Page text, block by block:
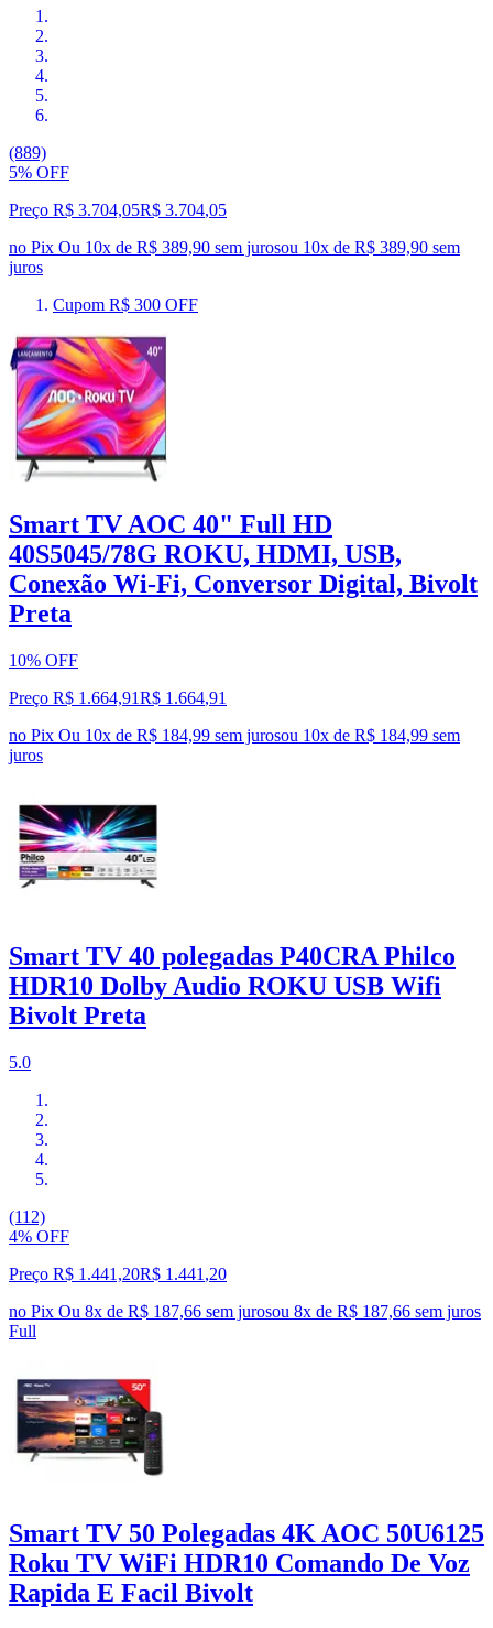
(889)
5% OFF
Preço R$ 3.704,05R$ 3.704,05
no Pix Ou 10x de R$ 389,90 sem jurosou 10x de R$ 389,90 sem
juros
Cupom R$ 300 OFF
Smart TV AOC 40" Full HD
40S5045/78G ROKU, HDMI, USB,
Conexão Wi-Fi, Conversor Digital, Bivolt
Preta
10% OFF
Preço R$ 1.664,91R$ 1.664,91
no Pix Ou 10x de R$ 184,99 sem jurosou 10x de R$ 184,99 sem
juros
Smart TV 40 polegadas P40CRA Philco
HDR10 Dolby Audio ROKU USB Wifi
Bivolt Preta
5.0
(112)
4% OFF
Preço R$ 1.441,20R$ 1.441 ,20
no Pix Ou 8x de R$ 187,66 sem jurosou 8x de R$ 187,66 sem juros
Full
Smart TV 50 Polegadas 4K AOC 50U6125
Roku TV WiFi HDR10 Comando De Voz
Rapida E Facil Bivolt